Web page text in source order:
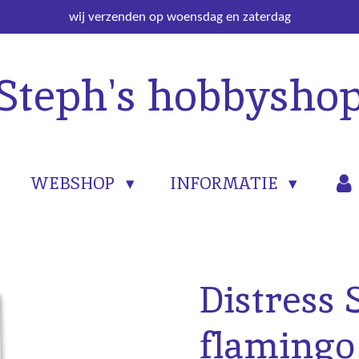
wij verzenden op woensdag en zaterdag
WEBSHOP INFORMATIE
Distress
flamingo